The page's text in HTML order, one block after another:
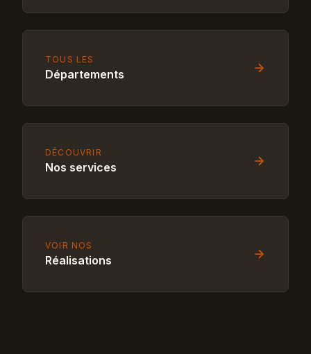
TOUS LES
Départements
DÉCOUVRIR
Nos services
VOIR NOS
Réalisations